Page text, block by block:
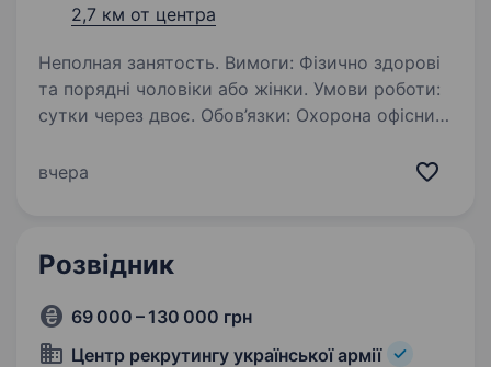
2,7 км от центра
Неполная занятость. Вимоги: Фізично здорові
та порядні чоловіки або жінки. Умови роботи:
сутки через двоє. Обов’язки: Охорона офісних
вчера
Розвідник
69 000 – 130 000 грн
Центр рекрутингу української армії